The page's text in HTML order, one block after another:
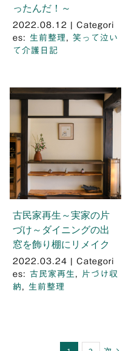
ったんだ！～
2022.08.12
Categori
es: 生前整理 , 笑って泣い
て介護日記
古民家再生～実家の片
づけ～ダイニングの出
窓を飾り棚にリメイク
2022.03.24
Categori
es: 古民家再生 , 片づけ収
納 , 生前整理